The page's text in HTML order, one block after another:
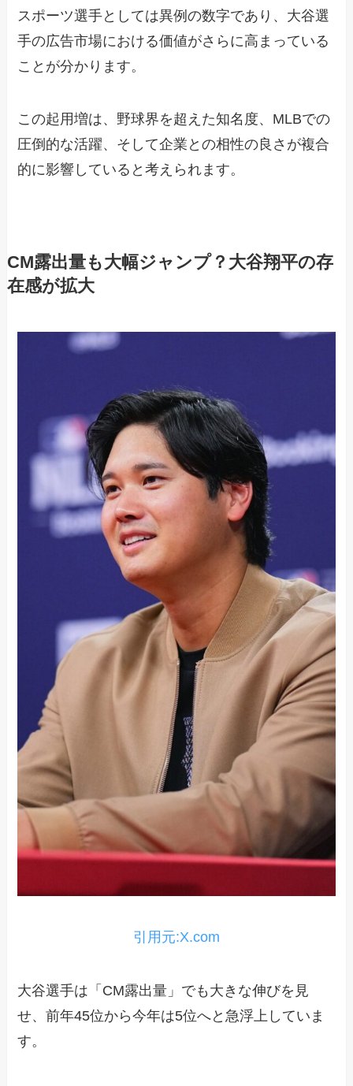
スポーツ選手としては異例の数字であり、大谷選
手の広告市場における価値がさらに高まっている
ことが分かります。
この起用増は、野球界を超えた知名度、MLBでの
圧倒的な活躍、そして企業との相性の良さが複合
的に影響していると考えられます。
CM露出量も大幅ジャンプ？大谷翔平の存
在感が拡大
引用元:X.com
大谷選手は「CM露出量」でも大きな伸びを見
せ、前年45位から今年は5位へと急浮上していま
す。